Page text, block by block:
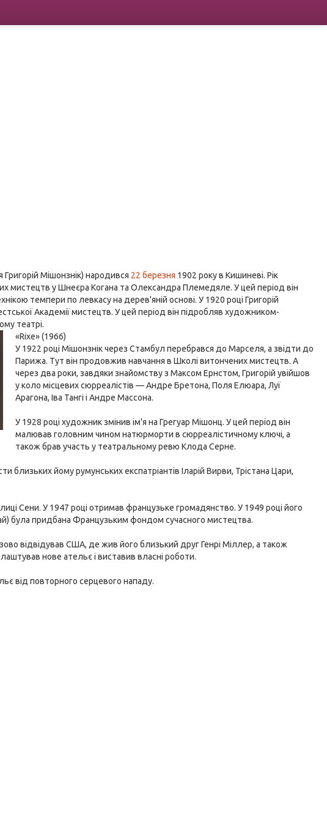
Мішонзнік) народився 22 березня 1902 року в Кишиневі. Рік
мистецтв у Шнеєра Когана та Олександра Племедяле. У цей період він
темпери по левкасу на дерев'яній основі. У 1920 році Григорій
Академії мистецтв. У цей період він підробляв художником-
театрі.
«Rixe» (1966)
У 1922 році Мішонзнік через Стамбул перебрався до Марселя, а звідти до
Парижа. Тут він продовжив навчання в Школі витончених мистецтв. А
через два роки, завдяки знайомству з Максом Ернстом, Григорій увійшов
у коло місцевих сюрреалістів — Андре Бретона, Поля Елюара, Луї
Арагона, Іва Тангі і Андре Массона.
У 1928 році художник змінив ім'я на Грегуар Мішонц. У цей період він
малював головним чином натюрморти в сюрреалістичному ключі, а
також брав участь у театральному ревю Клода Серне.
близьких йому румунських експатріантів Іларій Вирви, Трістана Цари,
Сени. У 1947 році отримав французьке громадянство. У 1949 році його
була придбана Французьким фондом сучасного мистецтва.
відвідував США, де жив його близький друг Генрі Міллер, а також
нове ательє і виставив власні роботи.
від повторного серцевого нападу.